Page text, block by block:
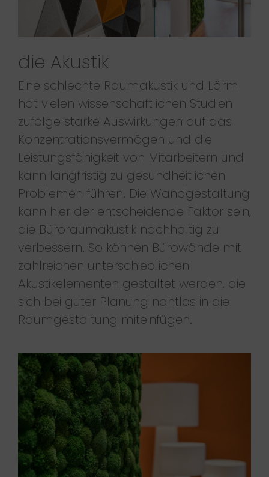
die Akustik
Eine schlechte Raumakustik und Lärm
hat vielen wissenschaftlichen Studien
zufolge starke Auswirkungen auf das
Konzentrationsvermögen und die
Leistungsfähigkeit von Mitarbeitern und
kann langfristig zu gesundheitlichen
Problemen führen. Die Wandgestaltung
kann hier der entscheidende Faktor sein,
die Büroraumakustik nachhaltig zu
verbessern. So können Bürowände mit
zahlreichen unterschiedlichen
Akustikelementen gestaltet werden, die
sich bei guter Planung nahtlos in die
Raumgestaltung miteinfügen.